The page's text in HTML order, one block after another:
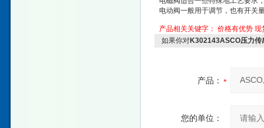
电动阀一般用于调节，也有开关
产品相关关键字： 价格有优势 现
如果你对K302143ASCO压力传
产品：
您的单位：